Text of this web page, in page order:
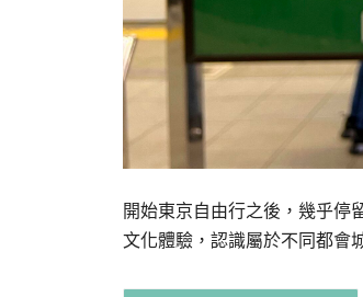
開始東京自由行之後，幾乎停
文化體驗，認識屬於不同都